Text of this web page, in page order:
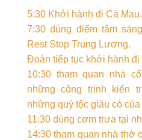
5:30 Khởi hành đi Cà Mau.
7:30 dùng điểm tâm
Rest Stop Trung Lương.
Đoàn tiếp tục khởi hành đi
10:30 tham quan nhà
những công trình kiến
những quý tộc giàu có
11:30 dùng cơm trưa tại
14:30 tham quan nhà thờ